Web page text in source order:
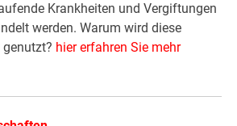
Krankheiten und Vergiftungen
werden. Warum wird diese
hier erfahren Sie mehr